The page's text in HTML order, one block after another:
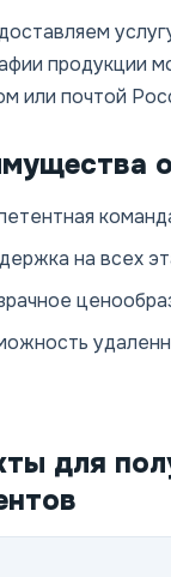
продукции
или почтой
на всех
для